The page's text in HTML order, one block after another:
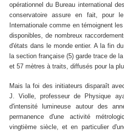
opérationnel du Bureau international
conservatoire assure en fait, pour
Internationale comme en témoignent
disponibles, de nombreux
d'états dans le monde entier. A la fin
la section française (5) garde trace de
et 57 mètres à traits, diffusés pour la
Mais la foi des initiateurs disparaît
J. Violle, professeur de Physique
d'intensité lumineuse autour des
permanence d'une activité
vingtième siècle, et en particulier